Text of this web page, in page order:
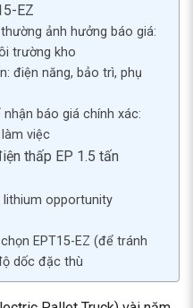
EZ
ảnh hưởng báo giá:
trường kho
điện năng, bảo trì, phụ
báo giá chính xác:
việc
thấp EP 1.5 tấn
opportunity
EPT15-EZ (để tránh
dốc đặc thù